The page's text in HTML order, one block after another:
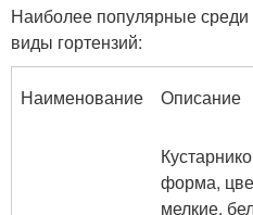
Наиболее популярные
виды гортензий:
Наименование Описание
форма,
мелкие,